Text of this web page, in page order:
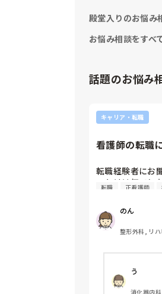
す。
私が行きたい病
からは、「内部
病院で保育施設
以内で手当も多
かる確率が低い
が受かってAも
た。
してどうかと思
の頃からお伝え
頭ありません
また、内部の試
ければいけなく
うかも🤔💦
それが可能な
殿堂入りのお悩み
お悩み相談をすべ
話題のお悩み
キャリア・転職
看護師の転職
転職経験者にお
っかけは何でし
転職 正看護師
のん
整形外科, リ
う
消化器内